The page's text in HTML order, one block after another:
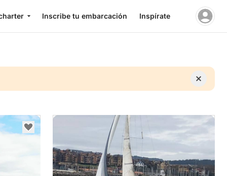
Inscribe tu embarcación Inspírate